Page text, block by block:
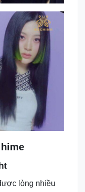
lòng nhiều